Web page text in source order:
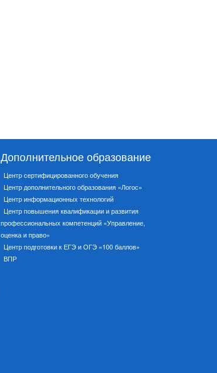
Дополнительное образование
Центр сертифицированного обучения
Центр дополнительного образования «Логос»
Центр информационных технологий
Центр повышения квалификации и развития
профессиональных компетенций «Управление,
оценка и право»
Центр подготовки к ЕГЭ и ОГЭ «100 баллов»
ВПР